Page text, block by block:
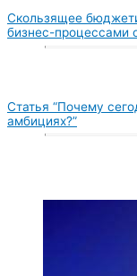
Скользящее
бизнес-процессами
Статья “Почему
амбициях?”